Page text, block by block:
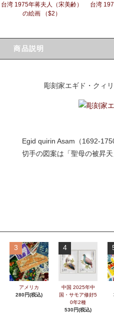
台湾 1975年蒋夫人（宋美齢）
の絵画 （$2）
台湾
商品説明
彫刻家エギド・クィ
Egid quirin Asam（1692-
切手の図案は「聖母の被昇
3
アメリカ
280円(税込)
4
中国 2025年中
国・サモア修好5
0年2種
530円(税込)